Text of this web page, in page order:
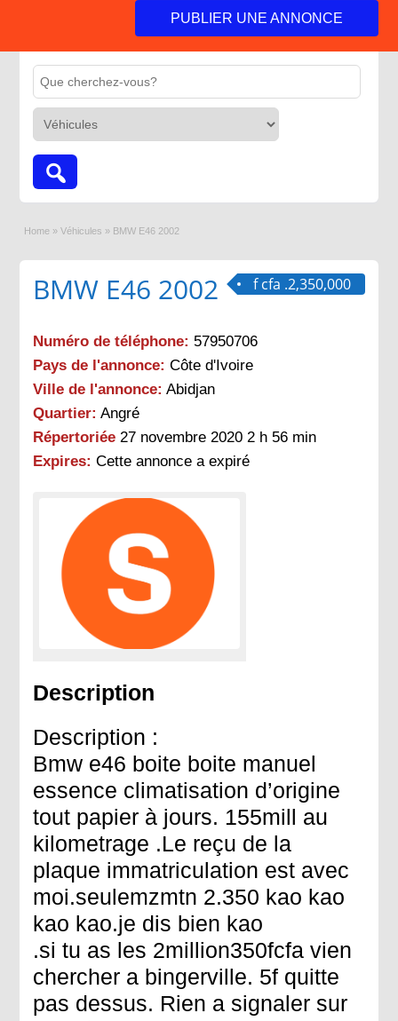
PUBLIER UNE ANNONCE
Home » Véhicules » BMW E46 2002
f cfa .2,350,000
BMW E46 2002
Numéro de téléphone: 57950706
Pays de l'annonce: Côte d'Ivoire
Ville de l'annonce: Abidjan
Quartier: Angré
Répertoriée 27 novembre 2020 2 h 56 min
Expires: Cette annonce a expiré
Description
Description :
Bmw e46 boite boite manuel
essence climatisation d’origine
tout papier à jours. 155mill au
kilometrage .Le reçu de la
plaque immatriculation est avec
moi.seulemzmtn 2.350 kao kao
kao kao.je dis bien kao
.si tu as les 2million350fcfa vien
chercher a bingerville. 5f quitte
pas dessus. Rien a signaler sur